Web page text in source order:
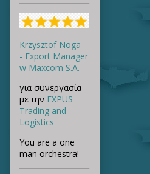
Krzysztof Noga
- Export Manager
w Maxcom S.A.
για συνεργασία
με την EXPUS
Trading and
Logistics
You are a one
man orchestra!